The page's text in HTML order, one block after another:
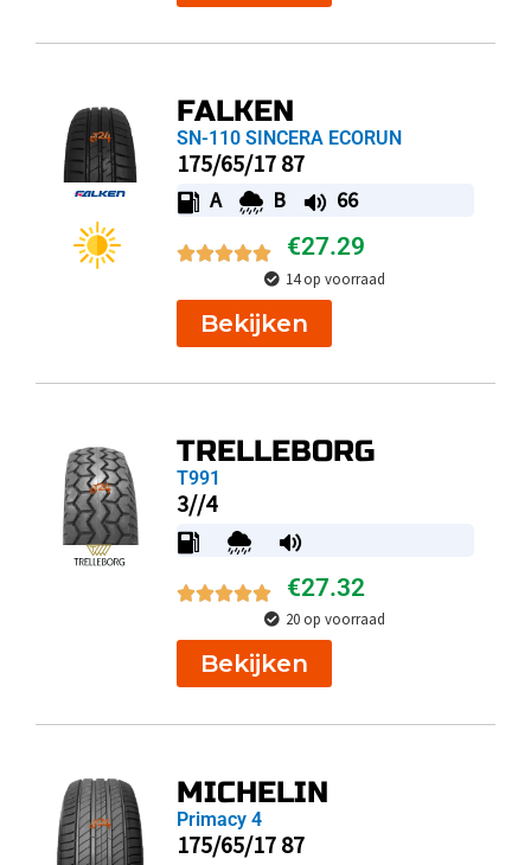
FALKEN
SN-110 SINCERA ECORUN
175/65/17 87
A B 66
€27.29
14 op voorraad
Bekijken
TRELLEBORG
T991
3//4
€27.32
20 op voorraad
Bekijken
MICHELIN
Primacy 4
175/65/17 87